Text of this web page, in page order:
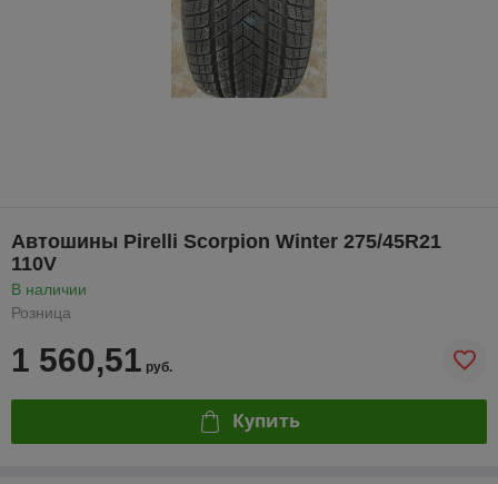
Автошины Pirelli Scorpion Winter 275/45R21
110V
В наличии
Розница
1 560,51 руб.
Купить